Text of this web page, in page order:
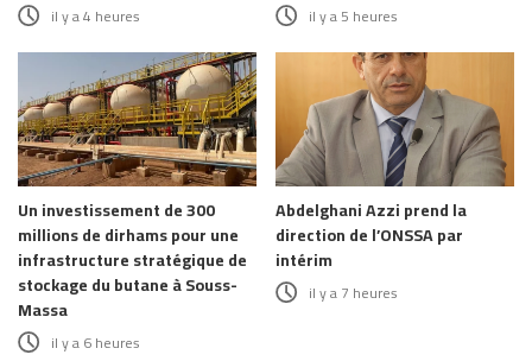
il y a 4 heures il y a 5 heures
Un investissement de 300
millions de dirhams pour une
infrastructure stratégique de
stockage du butane à Souss-
Massa
il y a 6 heures
Abdelghani Azzi prend la
direction de l’ONSSA par
intérim
il y a 7 heures